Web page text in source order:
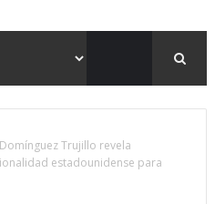
Trujillo revela
estadounidense para